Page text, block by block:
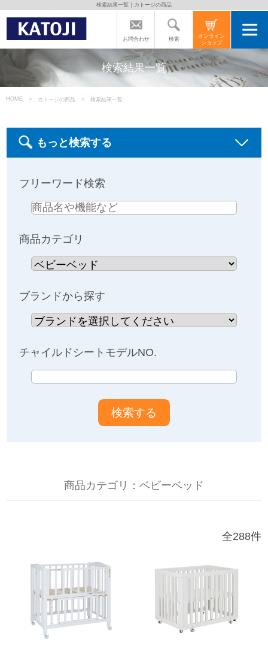
トップページ
カトージの商品
カトージについて
直営店のご案内
お知らせ
チャイルドシートユーザー登録
ママコラボ
このサイトについて
オフィシャルFacebook
お問合わせ 検索
オンライン
ショップ
検索結果一覧｜カトージの商品
検索結果一覧
HOME カトージの商品 検索結果一覧
もっと検索する
フリーワード検索
商品カテゴリ
ブランドから探す
チャイルドシートモデルNO.
商品カテゴリ：ベビーベッド
全288件